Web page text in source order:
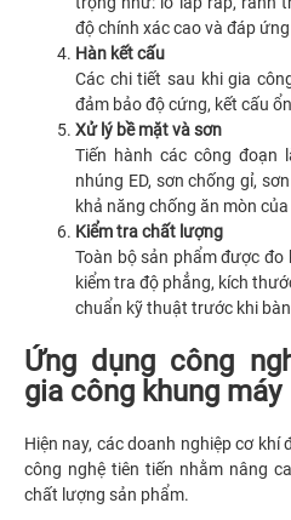
độ chính xác cao và đáp
Hàn kết cấu
Các chi tiết sau khi gia
đảm bảo độ cứng, kết cấu
Xử lý bề mặt và sơn
Tiến hành các công đoạn
nhúng ED, sơn chống gỉ,
khả năng chống ăn mòn
Kiểm tra chất lượng
Toàn bộ sản phẩm được đo
kiểm tra độ phẳng, kích
chuẩn kỹ thuật trước khi
Ứng dụng công
gia công khung máy
Hiện nay, các doanh nghiệp cơ
công nghệ tiên tiến nhằm nâng
chất lượng sản phẩm.